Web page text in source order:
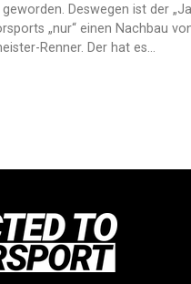
Deswegen ist der
„nur“ einen Nachbau
Renner. Der hat es…